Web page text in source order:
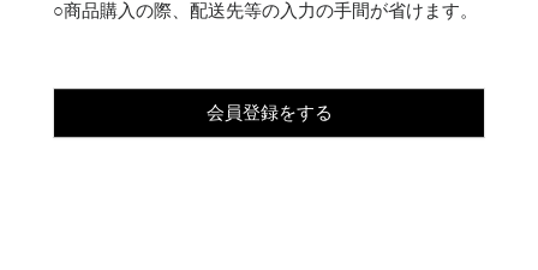
○商品購入の際、配送先等の入力の手間が省けます。
会員登録をする